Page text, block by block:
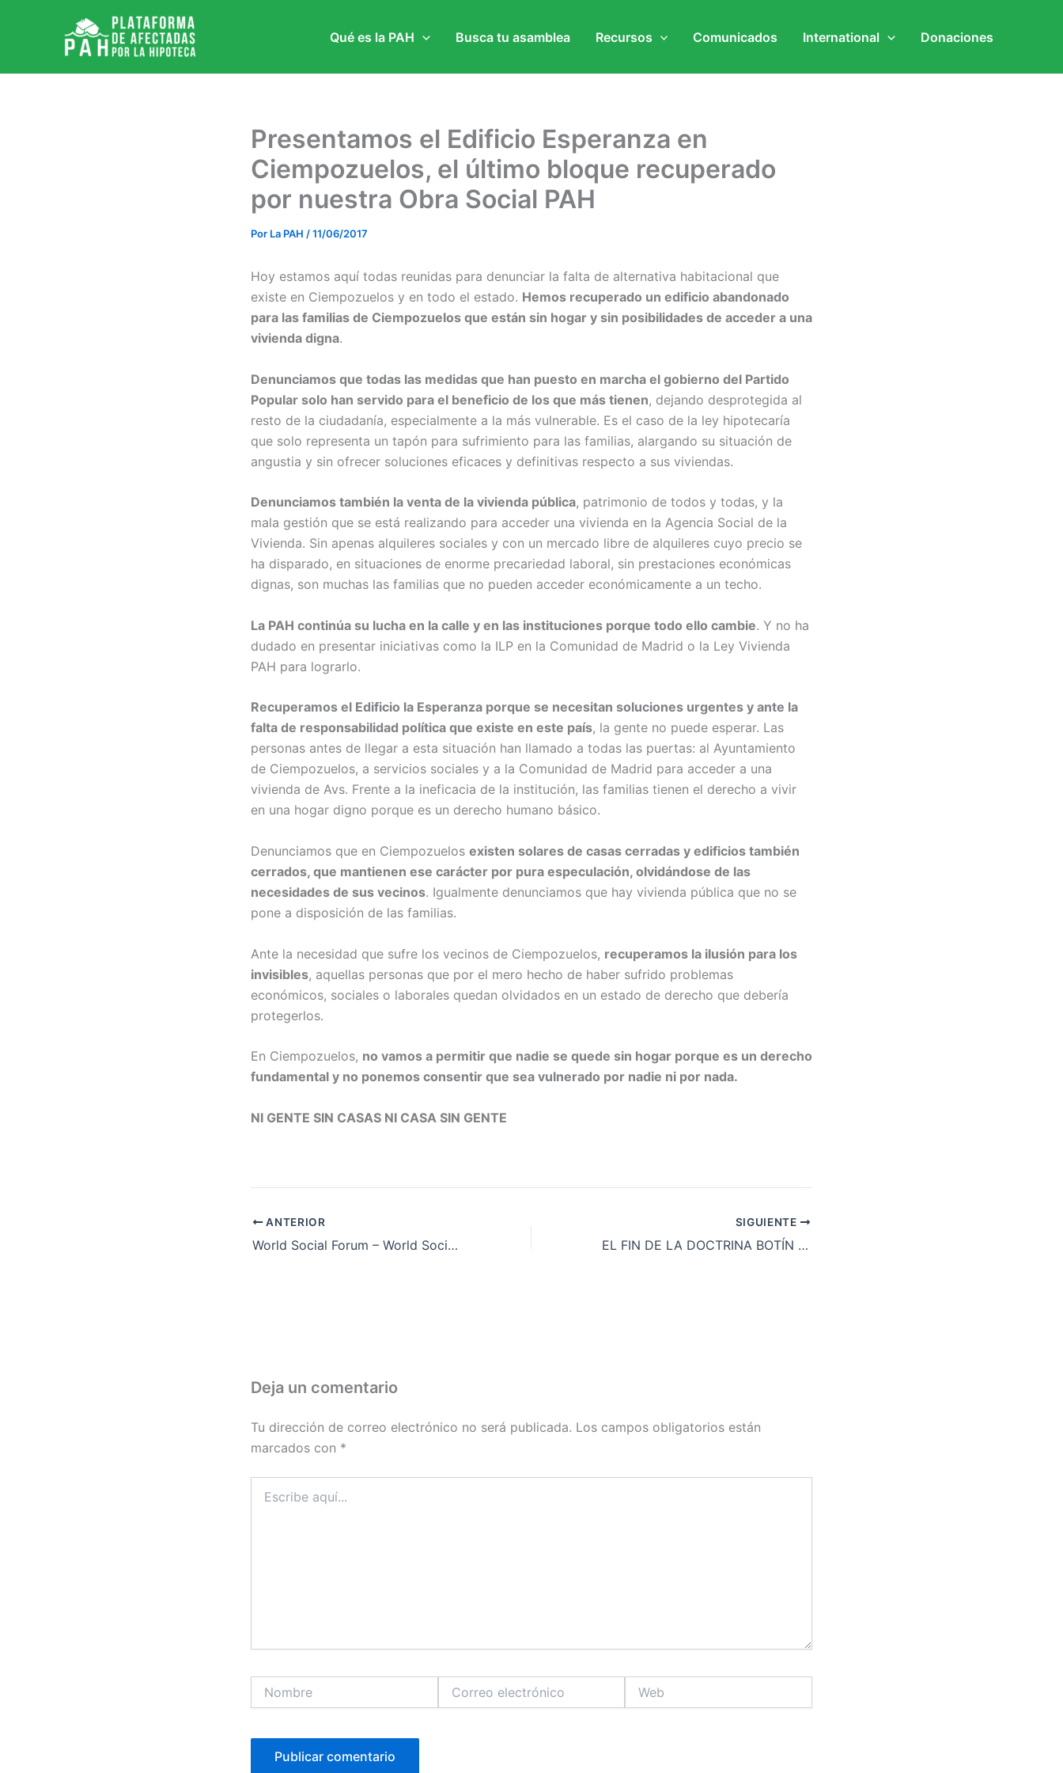
Qué es la PAH Busca tu asamblea Recursos Comunicados International Donaciones
Presentamos el Edificio Esperanza en
Ciempozuelos, el último bloque recuperado
por nuestra Obra Social PAH
Por La PAH /11/06/2017
Hoy estamos aquí todas reunidas para denunciar la falta de alternativa habitacional que
existe en Ciempozuelos y en todo el estado. Hemos recuperado un edificio abandonado
para las familias de Ciempozuelos que están sin hogar y sin posibilidades de acceder a una
vivienda digna.
Denunciamos que todas las medidas que han puesto en marcha el gobierno del Partido
Popular solo han servido para el beneficio de los que más tienen, dejando desprotegida al
resto de la ciudadanía, especialmente a la más vulnerable. Es el caso de la ley hipotecaría
que solo representa un tapón para sufrimiento para las familias, alargando su situación de
angustia y sin ofrecer soluciones eficaces y definitivas respecto a sus viviendas.
Denunciamos también la venta de la vivienda pública, patrimonio de todos y todas, y la
mala gestión que se está realizando para acceder una vivienda en la Agencia Social de la
Vivienda. Sin apenas alquileres sociales y con un mercado libre de alquileres cuyo precio se
ha disparado, en situaciones de enorme precariedad laboral, sin prestaciones económicas
dignas, son muchas las familias que no pueden acceder económicamente a un techo.
La PAH continúa su lucha en la calle y en las instituciones porque todo ello cambie. Y no ha
dudado en presentar iniciativas como la ILP en la Comunidad de Madrid o la Ley Vivienda
PAH para lograrlo.
Recuperamos el Edificio la Esperanza porque se necesitan soluciones urgentes y ante la
falta de responsabilidad política que existe en este país, la gente no puede esperar. Las
personas antes de llegar a esta situación han llamado a todas las puertas: al Ayuntamiento
de Ciempozuelos, a servicios sociales y a la Comunidad de Madrid para acceder a una
vivienda de Avs. Frente a la ineficacia de la institución, las familias tienen el derecho a vivir
en una hogar digno porque es un derecho humano básico.
Denunciamos que en Ciempozuelos existen solares de casas cerradas y edificios también
cerrados, que mantienen ese carácter por pura especulación, olvidándose de las
necesidades de sus vecinos. Igualmente denunciamos que hay vivienda pública que no se
pone a disposición de las familias.
Ante la necesidad que sufre los vecinos de Ciempozuelos, recuperamos la ilusión para los
invisibles, aquellas personas que por el mero hecho de haber sufrido problemas
económicos, sociales o laborales quedan olvidados en un estado de derecho que debería
protegerlos.
En Ciempozuelos, no vamos a permitir que nadie se quede sin hogar porque es un derecho
fundamental y no ponemos consentir que sea vulnerado por nadie ni por nada.
NI GENTE SIN CASAS NI CASA SIN GENTE
ANTERIOR
World Social Forum – World Social Forum in Montreal 9-12 August 2016
SIGUIENTE
EL FIN DE LA DOCTRINA BOTÍN – El Banco SANTANDER en el banquillo o #MarcaEspaña: Qué carajo estamos exportando -> El SANTANDER principal responsable de la quiebra de Puerto Rico
Deja un comentario
Tu dirección de correo electrónico no será publicada. Los campos obligatorios están
marcados con *
aquí...
electrónico